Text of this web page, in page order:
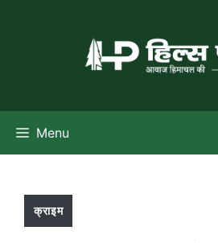
Menu
क्राइम